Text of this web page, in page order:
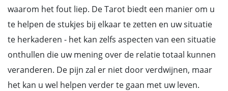
waarom het fout liep. De Tarot biedt een manier om u
te helpen de stukjes bij elkaar te zetten en uw situatie
te herkaderen - het kan zelfs aspecten van een situatie
onthullen die uw mening over de relatie totaal kunnen
veranderen. De pijn zal er niet door verdwijnen, maar
het kan u wel helpen verder te gaan met uw leven.